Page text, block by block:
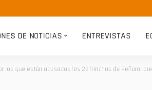
DE NOTICIAS ENTREVISTAS
los que están acusados los 22 hinchas de Peñarol